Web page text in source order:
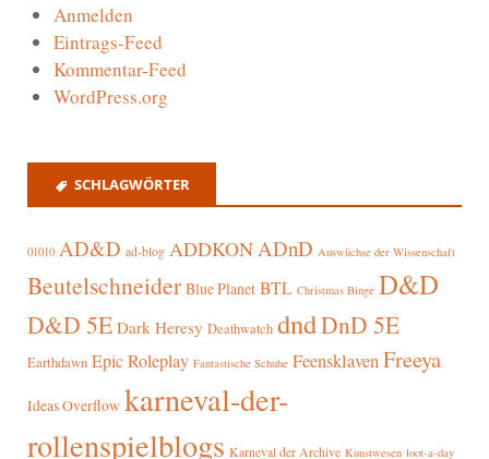
Anmelden
Eintrags-Feed
Kommentar-Feed
WordPress.org
SCHLAGWÖRTER
01010 AD&D ad-blog ADDKONADnD Auswüchse der Wissenschaft
Beutelschneider Blue Planet BTL Christmas Binge D&D
D&D 5E Dark Heresy Deathwatch dndDnD 5E
Earthdawn Epic Roleplay Fantastische Schuhe FeensklavenFreeya
Ideas Overflow karneval-der-
rollenspielblogs Karneval der Archive Kunstwesen loot-a-day